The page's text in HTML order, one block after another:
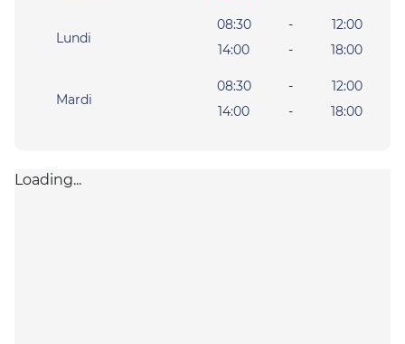
Lundi
08:30 -
12:00
14:00
- 18:00
Mardi
08:30 -
12:00
14:00
- 18:00
Loading...